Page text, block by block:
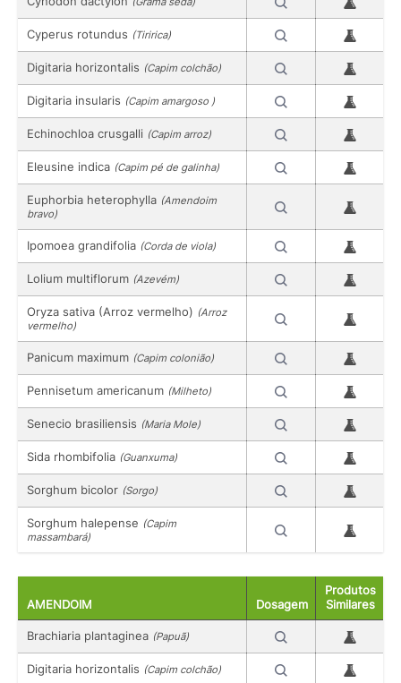
Cyperus rotundus (Tiririca)
Digitaria horizontalis (Capim colchão)
Digitaria insularis (Capim amargoso )
Echinochloa crusgalli (Capim arroz)
Eleusine indica (Capim pé de galinha)
Euphorbia heterophylla (Amendoim
bravo)
Ipomoea grandifolia (Corda de viola)
Lolium multiflorum (Azevém)
Oryza sativa (Arroz vermelho) (Arroz
vermelho)
Panicum maximum (Capim colonião)
Pennisetum americanum (Milheto)
Senecio brasiliensis (Maria Mole)
Sida rhombifolia (Guanxuma)
Sorghum bicolor (Sorgo)
Sorghum halepense (Capim
massambará)
AMENDOIM Dosagem
Produtos
Similares
Brachiaria plantaginea (Papuã)
Digitaria horizontalis (Capim colchão)